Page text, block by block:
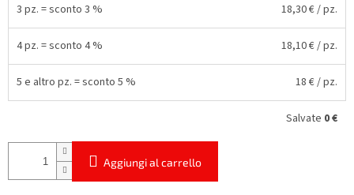
3 pz. = sconto 3 % 18,30 €/ pz.
4 pz. = sconto 4 % 18,10 €/ pz.
5 e altro pz. = sconto 5 % 18 €/ pz.
Salvate 0 €
Aggiungi al carrello